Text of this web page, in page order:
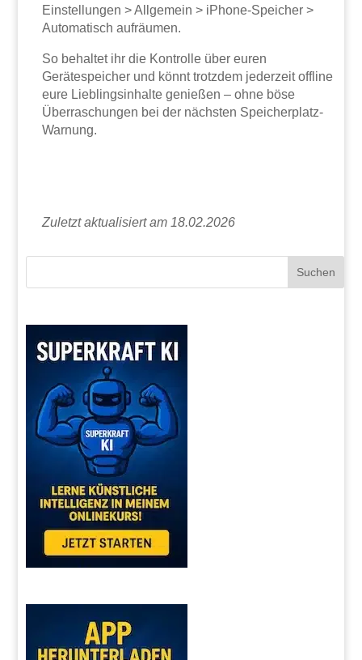
Einstellungen > Allgemein > iPhone-Speicher >
Automatisch aufräumen.
So behaltet ihr die Kontrolle über euren
Gerätespeicher und könnt trotzdem jederzeit offline
eure Lieblingsinhalte genießen – ohne böse
Überraschungen bei der nächsten Speicherplatz-
Warnung.
Zuletzt aktualisiert am 18.02.2026